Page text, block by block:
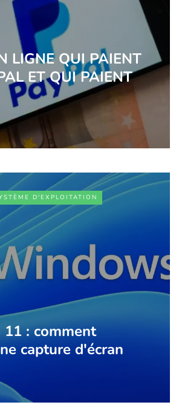
LIGNE QUI PAIENT
ET QUI PAIENT
D'EXPLOITATION
: comment
capture d'écran